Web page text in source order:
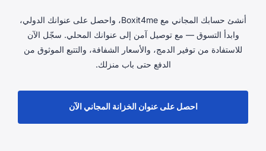
أنشئ حسابك المجاني مع Boxit4me، واحصل على عنوانك الدولي،
وابدأ التسوق — مع توصيل آمن إلى عنوانك المحلي. سجّل الآن
للاستفادة من توفير الدمج، والأسعار الشفافة، والتتبع الموثوق من
الدفع حتى باب منزلك.
احصل على عنوان الخزانة المجاني الآن